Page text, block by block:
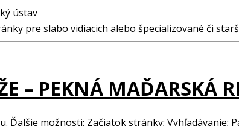
ústav
pre slabo vidiacich alebo špecializované či
– PEKNÁ MAĎARSKÁ
. Ďalšie možnosti: Začiatok stránky; Vyhľadávanie;